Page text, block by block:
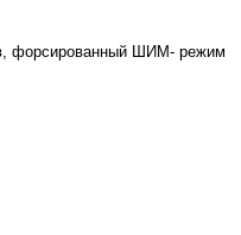
форсированный ШИМ- режим